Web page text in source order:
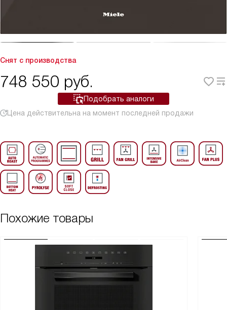
Снят с производства
748 550 руб.
Подобрать аналоги
Цена действительна на момент последней продажи
Похожие товары